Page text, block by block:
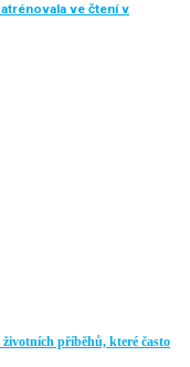
ve čtení v
příběhů, které často